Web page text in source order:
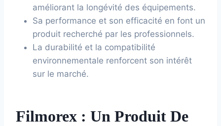
améliorant la longévité des équipements.
Sa performance et son efficacité en font un
produit recherché par les professionnels.
La durabilité et la compatibilité
environnementale renforcent son intérêt
sur le marché.
Filmorex : Un Produit De